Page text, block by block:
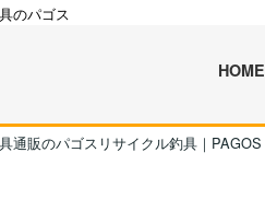
のパゴス
HOME
通販のパゴスリサイクル釣具｜PAGOS